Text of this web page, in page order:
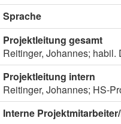
Sprache
Projektleitung gesamt
Reitinger, Johannes; habil.
Projektleitung intern
Reitinger, Johannes; HS-
Interne